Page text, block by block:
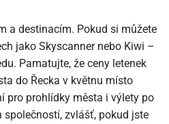
a destinacím. Pokud si můžete
jako Skyscanner nebo Kiwi –
Pamatujte, že ceny letenek
do Řecka v květnu místo
pro prohlídky města i výlety po
zvlášť, pokud jste